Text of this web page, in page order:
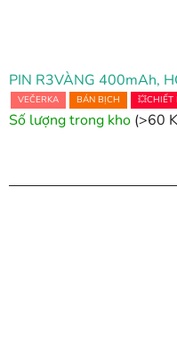
PIN R3VÀNG 400mAh,
VEČERKA BÁN BỊCH 💥CHIẾT
Số lượng trong kho (>60